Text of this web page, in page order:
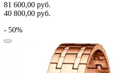
81 600,00 руб.
40 800,00 руб.
- 50%